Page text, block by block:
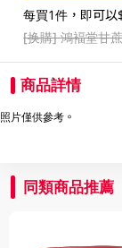
每買1件，即可
[换購]鴻褔堂甘
商品詳情
照片僅供參考。
同類商品推薦